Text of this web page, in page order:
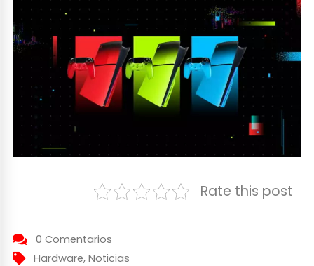
Rate this post
0 Comentarios
Hardware, Noticias